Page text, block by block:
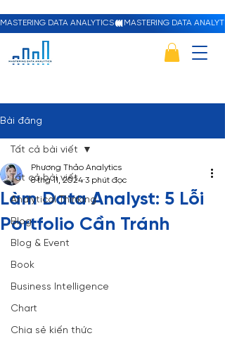
MASTERING DATA ANALYTICS
Bài đăng
Tất cả bài viết
Analytical Thinking
Blog
Blog & Event
Book
Business Intelligence
Chart
Chia sẻ kiến thức
Tất cả bài viết
Làm Data Analyst: 5 Lỗi
Portfolio Cần Tránh
Phương Thảo Analytics
8 thg 11, 2024 3 phút đọc